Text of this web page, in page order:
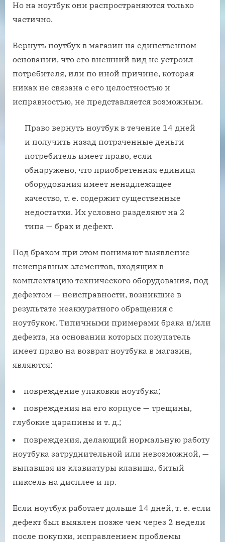
Но на ноутбук они распространяются только
частично.
Вернуть ноутбук в магазин на единственном
основании, что его внешний вид не устроил
потребителя, или по иной причине, которая
никак не связана с его целостностью и
исправностью, не представляется возможным.
Право вернуть ноутбук в течение 14 дней
и получить назад потраченные деньги
потребитель имеет право, если
обнаружено, что приобретенная единица
оборудования имеет ненадлежащее
качество, т. е. содержит существенные
недостатки. Их условно разделяют на 2
типа — брак и дефект.
Под браком при этом понимают выявление
неисправных элементов, входящих в
комплектацию технического оборудования, под
дефектом — неисправности, возникшие в
результате неаккуратного обращения с
ноутбуком. Типичными примерами брака и/или
дефекта, на основании которых покупатель
имеет право на возврат ноутбука в магазин,
являются:
повреждение упаковки ноутбука;
повреждения на его корпусе — трещины,
глубокие царапины и т. д.;
повреждения, делающий нормальную работу
ноутбука затруднительной или невозможной, —
выпавшая из клавиатуры клавиша, битый
пиксель на дисплее и пр.
Если ноутбук работает дольше 14 дней, т. е. если
дефект был выявлен позже чем через 2 недели
после покупки, исправлением проблемы